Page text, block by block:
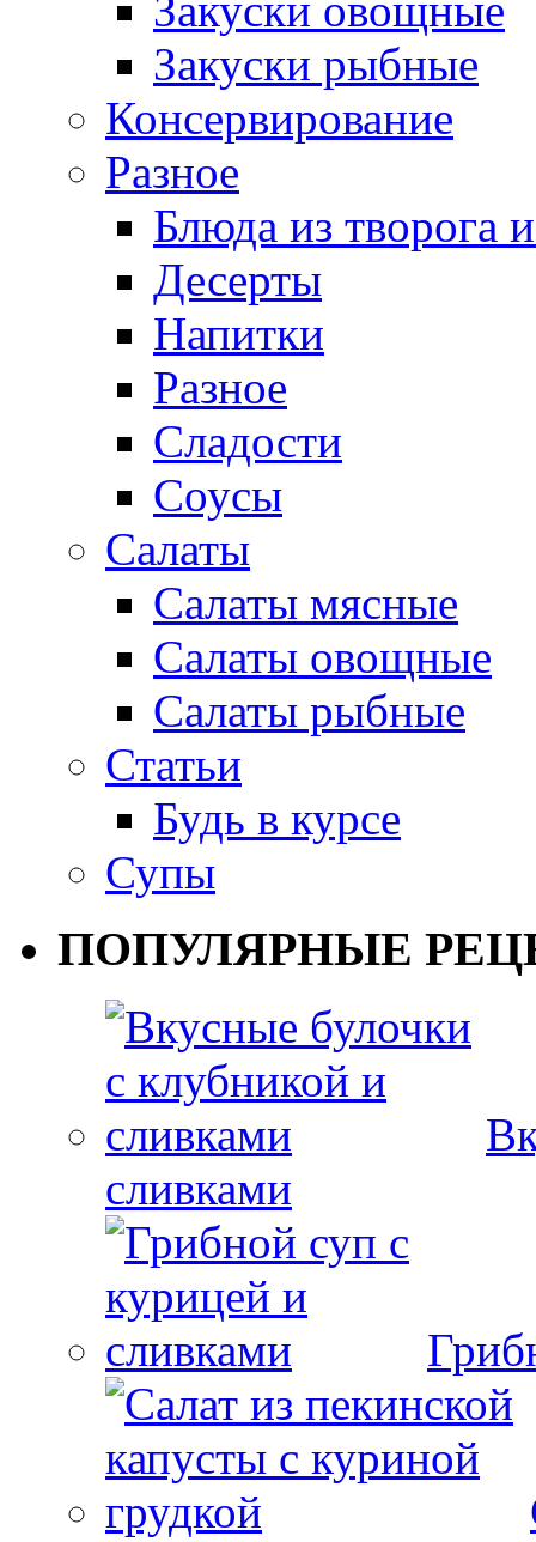
Закуски рыбные
Консервирование
Разное
Блюда из творога
Десерты
Напитки
Разное
Сладости
Соусы
Салаты
Салаты мясные
Салаты овощные
Салаты рыбные
Статьи
Будь в курсе
Супы
ПОПУЛЯРНЫЕ
сливками